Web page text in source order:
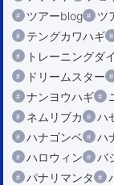
ツアーblog
ツ
テングカワハギ
トレーニングダ
ドリームスター
ナンヨウハギ
ネムリブカ
ハ
ハナゴンベ
ハ
ハロウィン
バ
パナリマンタ